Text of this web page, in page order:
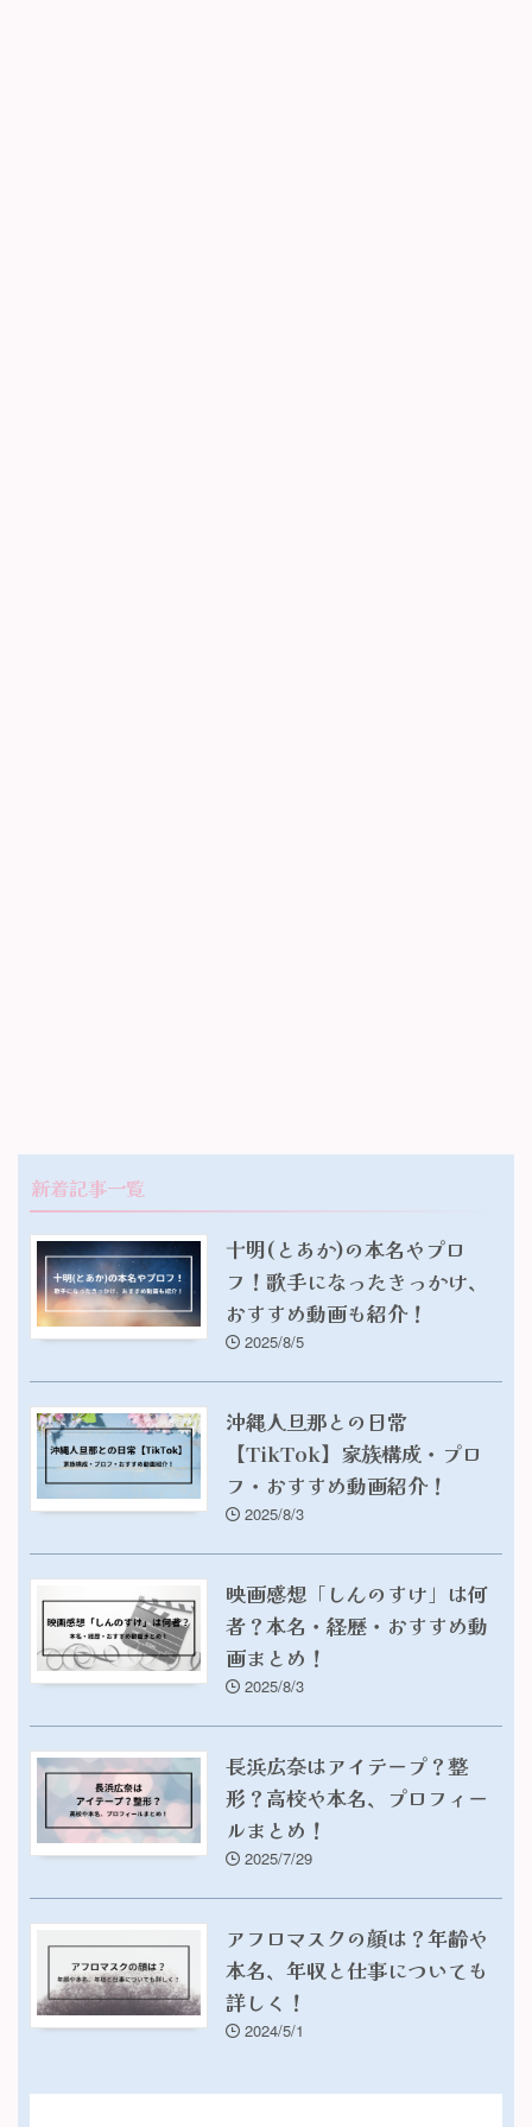
新着記事一覧
十明(とあか)の本名やプロ
フ！歌手になったきっかけ、
おすすめ動画も紹介！
2025/8/5
沖縄人旦那との日常
【TikTok】家族構成・プロ
フ・おすすめ動画紹介！
2025/8/3
映画感想「しんのすけ」は何
者？本名・経歴・おすすめ動
画まとめ！
2025/8/3
長浜広奈はアイテープ？整
形？高校や本名、プロフィー
ルまとめ！
2025/7/29
アフロマスクの顔は？年齢や
本名、年収と仕事についても
詳しく！
2024/5/1